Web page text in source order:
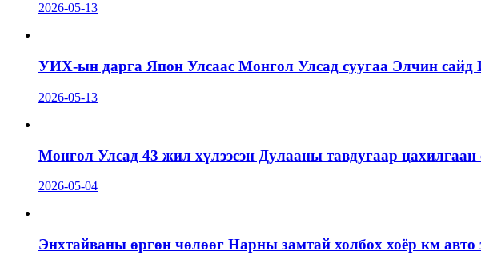
2026-05-13
УИХ-ын дарга Япон Улсаас Монгол Улсад суугаа Элчин сайд
2026-05-13
Монгол Улсад 43 жил хүлээсэн Дулааны тавдугаар цахилгаан
2026-05-04
Энхтайваны өргөн чөлөөг Нарны замтай холбох хоёр км авто